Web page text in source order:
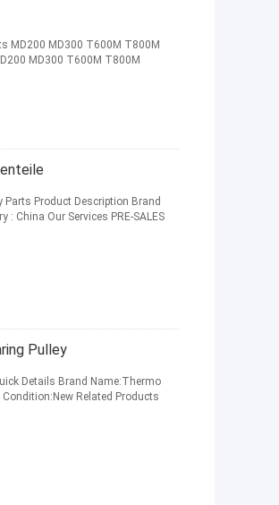
MD200 MD300 T600M T800M
MD300 T600M T800M
Product Description Brand
: China Our Services PRE-SALES
Pulley
Details Brand Name:Thermo
Related Products